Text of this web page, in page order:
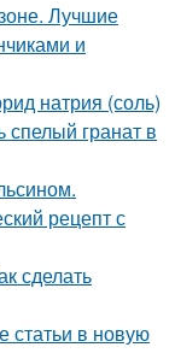
Лучшие
и
натрия (соль)
гранат в
рецепт с
сделать
статьи в новую